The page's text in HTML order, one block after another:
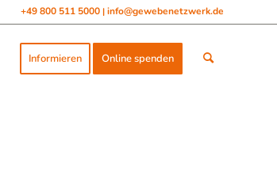
+49 800 511 5000 | info@gewebenetzwerk.de
Informieren Online spenden